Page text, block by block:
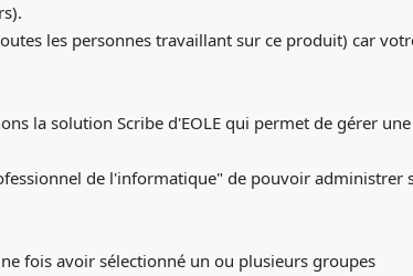
les personnes travaillant sur ce produit) car
la solution Scribe d'EOLE qui permet de gérer une
de l'informatique" de pouvoir administrer
fois avoir sélectionné un ou plusieurs groupes